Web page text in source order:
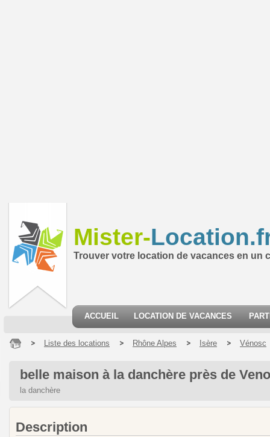
Mister-
Trouver votre location de vacances en un
ACCUEIL LOCATION DE VACANCES
Liste des locations Rhône Alpes Isère Vénosc
belle maison à la danchère près de
la danchère
Description